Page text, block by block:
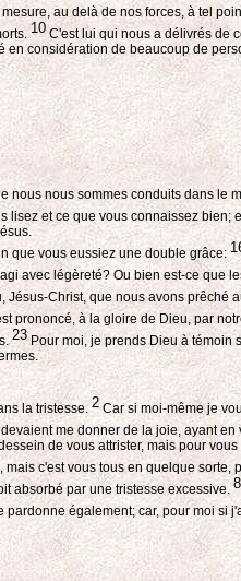
au delà de nos forces, à tel
10 C'est lui qui nous a délivrés de
considération de beaucoup de
nous sommes conduits dans
lisez et ce que vous connaissez
que vous eussiez une double grâce:
avec légèreté? Ou bien est-ce que
Jésus-Christ, que nous avons prêché
prononcé, à la gloire de Dieu, par
23Pour moi, je prends Dieu à témoin
la tristesse.2 Car si moi-même je
me donner de la joie, ayant
de vous attrister, mais pour
c'est vous tous en quelque sorte,
absorbé par une tristesse excessive. 8
pardonne également; car, pour moi si